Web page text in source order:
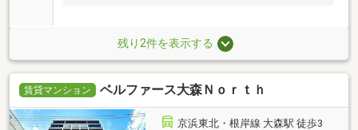
残り2件を表示する
賃貸マンション ベルファース大森Ｎｏｒｔｈ
京浜東北・根岸線 大森駅 徒歩3